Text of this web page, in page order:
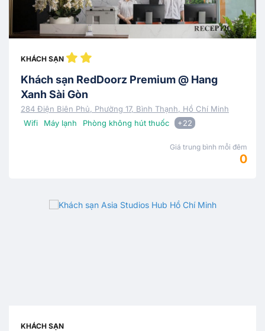
KHÁCH SẠN
Khách sạn RedDoorz Premium @ Hang
Xanh Sài Gòn
284 Điện Biên Phủ, Phường 17, Bình Thạnh, Hồ Chí Minh
Wifi
Máy lạnh Phòng không hút thuốc +22
Giá trung bình mỗi đêm
0
KHÁCH SẠN